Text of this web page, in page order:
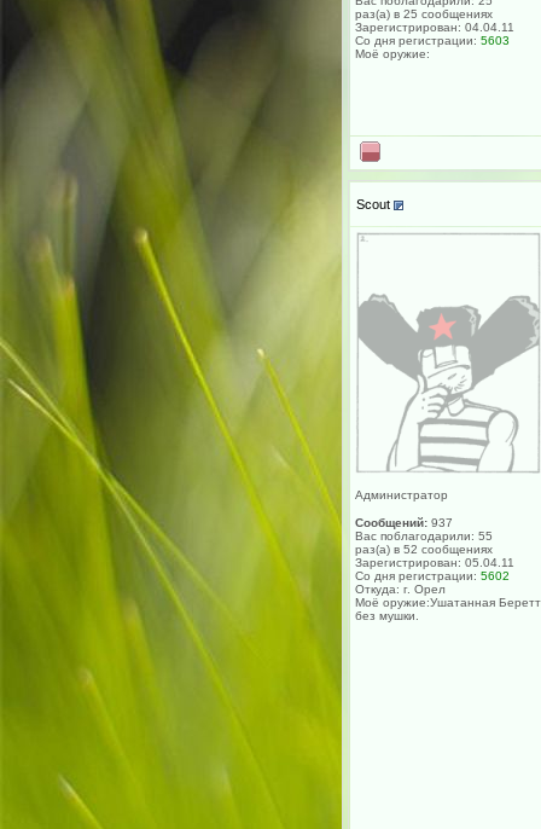
раз(а) в 25 сообщениях
Зарегистрирован: 04.04.11
Со дня регистрации: 5603
Моё оружие:
Scout
Администратор
Сообщений: 937
Вас поблагодарили: 55
раз(а) в 52 сообщениях
Зарегистрирован: 05.04.11
Со дня регистрации: 5602
Откуда: г. Орел
Моё оружие:Ушатанная
без мушки.